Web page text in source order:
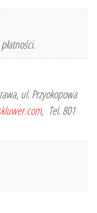
ul. Przyokopowa
, Tel. 801